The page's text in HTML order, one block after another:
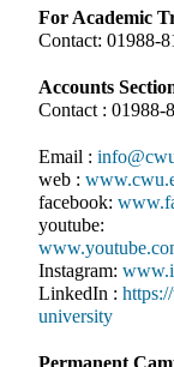
For Academic
Contact: 01988-
Accounts
Contact : 01988-
Email :
web :
facebook:
youtube:
Instagram:
LinkedIn :
university
Permanent